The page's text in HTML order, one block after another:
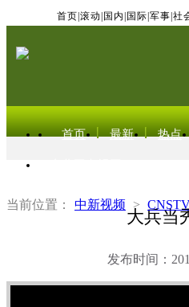
首页 滚动 国内 国际 军事 社
首页 最新 热点
当前位置： 中新视频 >
大兵当
发布时间：